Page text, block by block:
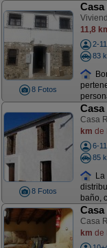
8 Fotos
11,8
2-
83
8 Fotos
Casa
Casa
km de
6-
85
La
baño,
Casa
Casa
km de